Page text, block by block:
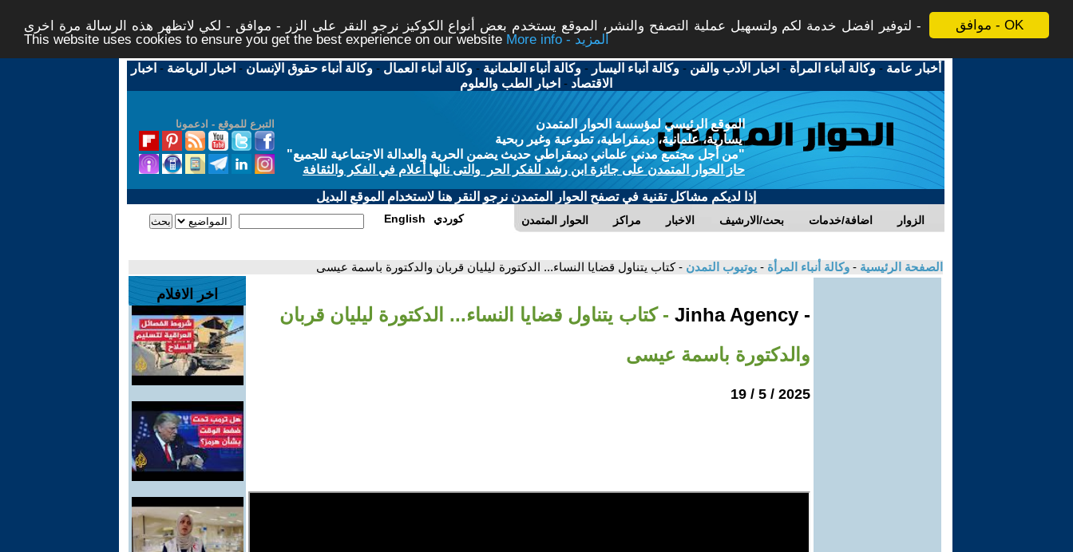
موافق - OK
لتوفير افضل خدمة لكم ولتسهيل عملية التصفح والنشر، الموقع يستخدم بعض أنواع الكوكيز نرجو النقر على الزر - موافق - لكي لاتظهر هذه الرسالة مرة اخرى -
This website uses cookies to ensure you get the best experience on our website
More info - المزيد
أخبار عامة -وكالة أنباء المرأة - اخبار الأدب والفن -وكالة أنباء اليسار -وكالة أنباء العلمانية -وكالة أنباء العمال -وكالة أنباء حقوق الإنسان - اخبار الرياضة - اخبار
الاقتصاد - اخبار الطب والعلوم
التبرع للموقع - ادعمونا
الموقع الرئيسي لمؤسسة الحوار المتمدن
يسارية، علمانية، ديمقراطية، تطوعية وغير ربحية
"من أجل مجتمع مدني علماني ديمقراطي حديث يضمن الحرية والعدالة الاجتماعية للجميع"
حاز الحوار المتمدن على جائزة ابن رشد للفكر الحر والتى نالها أعلام في الفكر والثقافة
إذا لديكم مشاكل تقنية في تصفح الحوار المتمدن نرجو النقر هنا لاستخدام الموقع البديل
الحوار المتمدن مراكز الاخبار بحث/الارشيف اضافة/خدمات الزوار English كوردي
الصفحة الرئيسية - وكالة أنباء المرأة - يوتيوب التمدن - كتاب يتناول قضايا النساء... الدكتورة ليليان قربان والدكتورة باسمة عيسى
- Jinha Agency
- كتاب يتناول قضايا النساء... الدكتورة ليليان قربان
والدكتورة باسمة عيسى
2025 / 5 / 19
اخر الافلام